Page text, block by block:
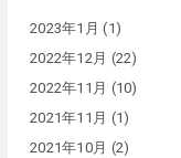
2023年1月 (1)
2022年12月 (22)
2022年11月 (10)
2021年11月 (1)
2021年10月 (2)